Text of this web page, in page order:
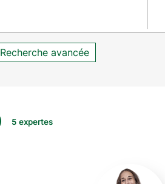
Recherche avancée
5 expertes
Fiona
Ottaviani